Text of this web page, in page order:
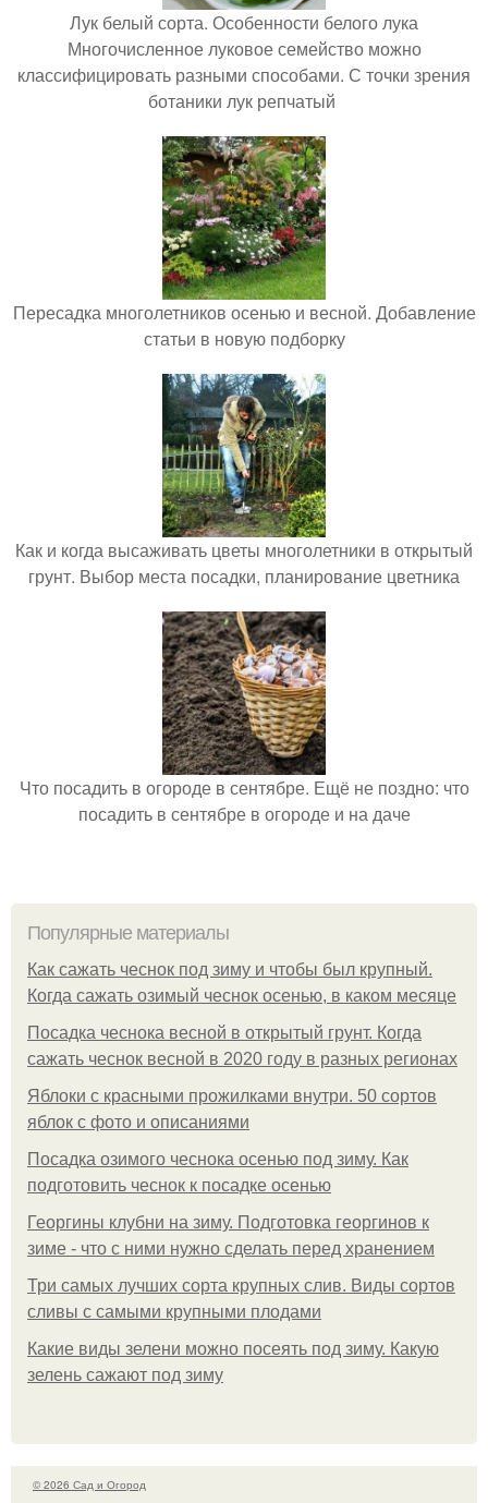
Лук белый сорта. Особенности белого лука
Многочисленное луковое семейство можно
классифицировать разными способами. С точки зрения
ботаники лук репчатый
Пересадка многолетников осенью и весной. Добавление
статьи в новую подборку
Как и когда высаживать цветы многолетники в открытый
грунт. Выбор места посадки, планирование цветника
Что посадить в огороде в сентябре. Ещё не поздно: что
посадить в сентябре в огороде и на даче
Популярные материалы
Как сажать чеснок под зиму и чтобы был крупный.
Когда сажать озимый чеснок осенью, в каком месяце
Посадка чеснока весной в открытый грунт. Когда
сажать чеснок весной в 2020 году в разных регионах
Яблоки с красными прожилками внутри. 50 сортов
яблок с фото и описаниями
Посадка озимого чеснока осенью под зиму. Как
подготовить чеснок к посадке осенью
Георгины клубни на зиму. Подготовка георгинов к
зиме - что с ними нужно сделать перед хранением
Три самых лучших сорта крупных слив. Виды сортов
сливы с самыми крупными плодами
Какие виды зелени можно посеять под зиму. Какую
зелень сажают под зиму
© 2026 Сад и Огород